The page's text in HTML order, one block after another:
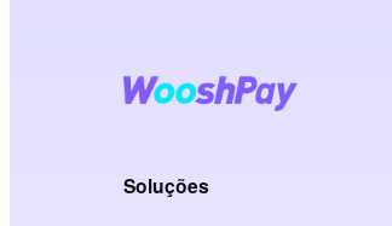
Soluções